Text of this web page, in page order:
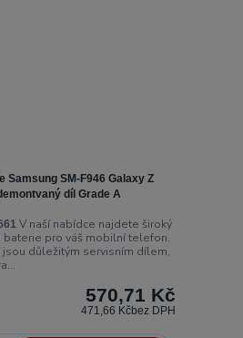
Samsung SM-F946 Galaxy Z
díl Grade A
V naší nabídce najdete široký
baterie pro váš mobilní telefon.
jsou důležitým servisním dílem,
570,71 Kč
471,66 Kčbez DPH